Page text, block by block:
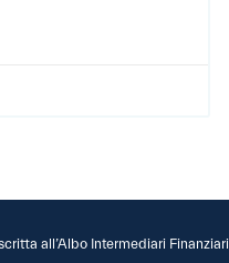
all’Albo Intermediari Finanziari